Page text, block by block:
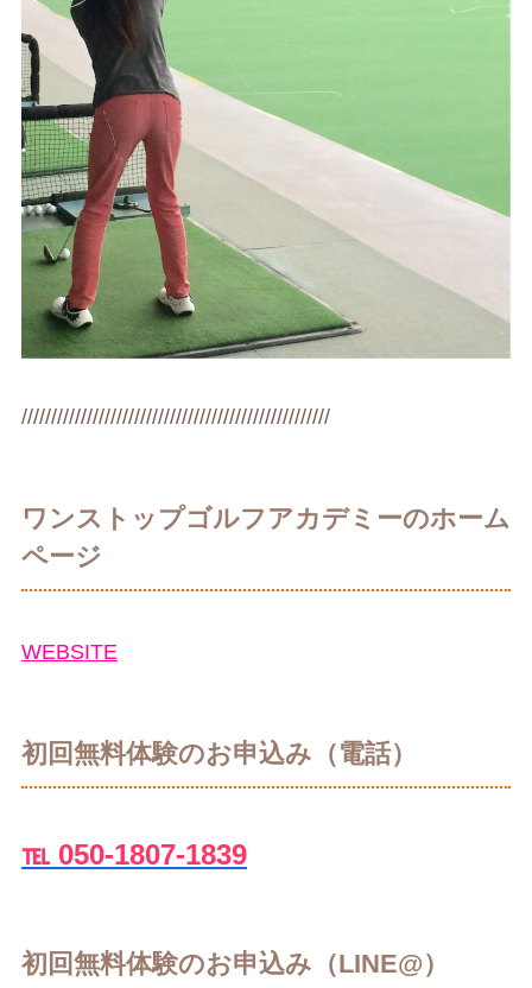
////////////////////////////////////////////////////
ワンストップゴルフアカデミーのホーム
ページ
WEBSITE
初回無料体験のお申込み（電話）
℡ 050-1807-1839
初回無料体験のお申込み（LINE@）